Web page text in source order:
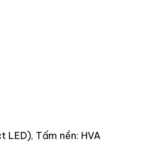
LED), Tấm nền: HVA